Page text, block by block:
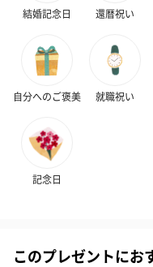
結婚記念日 還暦祝い
自分へのご褒美 就職祝い
記念日
このプレゼントにお